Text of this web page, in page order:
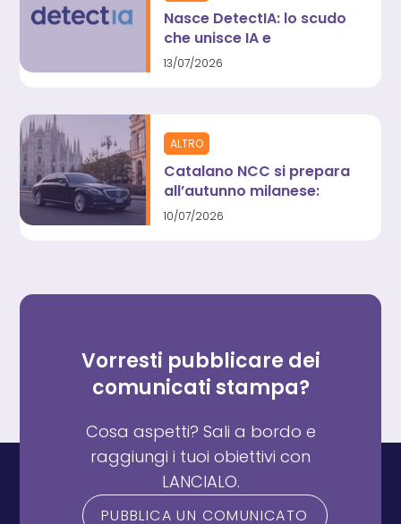
Nasce DetectIA: lo scudo
che unisce IA e
investigazioni umane
13/07/2026
ALTRO
Catalano NCC si prepara
all’autunno milanese:
atteso un +65% di
10/07/2026
Vorresti pubblicare dei
comunicati stampa?
Cosa aspetti? Sali a bordo e
raggiungi i tuoi obiettivi con
LANCIALO.
PUBBLICA UN COMUNICATO